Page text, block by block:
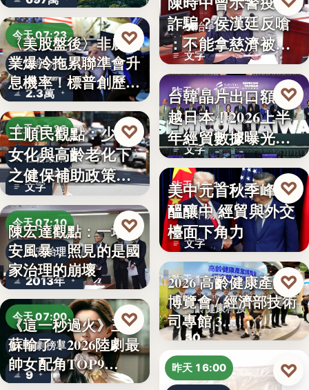
今天 07:23
美股財經
2.3萬
〈美股盤後〉非農就
業爆冷拖累聯準會升
息機率！標普創歷史
新…
♡
今天 07:20
社會政策
文字
王順民觀點：少子
女化與高齡老化下
之健保補助政策的
解構、重…
♡
今天 07:10
食安治理
2013年
陳宏達觀點：一場食
安風暴，照見的是國
家治理的崩壞
♡
今天 07:00
影劇榜單
9
《這一秒過火》王籽
蘇輸了！2026陸劇最
帥女配角TOP9…
♡
政治爭議
文字
詐騙？侯漢廷反嗆
：不能拿慈濟被詐
來洗白「…
昨天 18:10
半導體經貿
文字
台韓晶片出口額超
越日本！2026上半
年經貿數據曝光：
台積…
♡
昨天 18:10
美中關係
文字
美中元首秋季峰會
醞釀中 經貿與外交
檯面下角力
♡
昨天 17:59
高齡健康科技
30
2026 高齡健康產業
博覽會 / 經濟部技術
司專館 3…
♡
昨天 16:00 ♡